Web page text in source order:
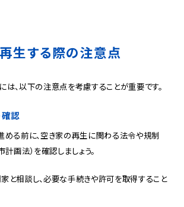
生する際の注意点
は、以下の注意点を考慮することが重要です。
認
める前に、空き家の再生に関わる法令や規制
計画法）を確認しましょう。
と相談し、必要な手続きや許可を取得すること